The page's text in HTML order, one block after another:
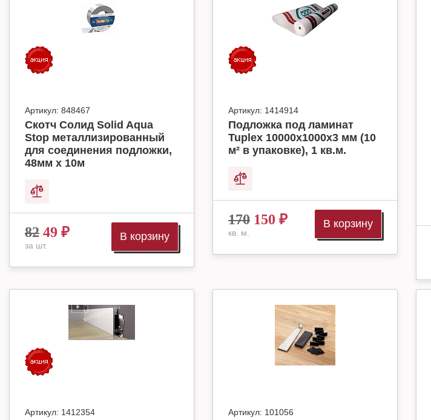
Артикул: 848467
Скотч Солид Solid Aqua
Stop металлизированный
для соединения подложки,
48мм х 10м
82 49 ₽
за шт.
В корзину
Артикул: 1414914
Подложка под ламинат
Tuplex 10000x1000x3 мм (10
м² в упаковке), 1 кв.м.
170 150 ₽
кв. м.
В корзину
Артикул: 1412354 Артикул: 101056